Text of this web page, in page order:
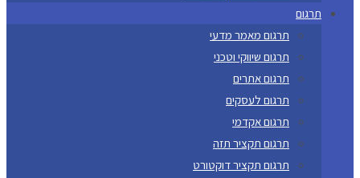
תרגום
תרגום מאמר מדעי
תרגום שיווקי וטכני
תרגום אתרים
תרגום לעסקים
תרגום אקדמי
תרגום תקציר תזה
תרגום תקציר דוקטורט